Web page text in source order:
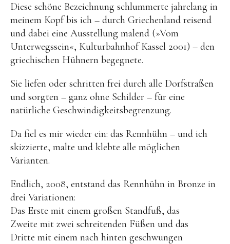
San Lorenzo, Italien
Schwalbach
Zug, Schweiz
Skulpturenpark
Gießereien
Blau-Miau
Rastender Narr
Wolkenpelztier
Gießerei Volvera/Turin
Diese schöne Bezeichnung schlummerte jahrelang in
meinem Kopf bis ich – durch Griechenland reisend
und dabei eine Ausstellung malend (»Vom
Unterwegssein«, Kulturbahnhof Kassel 2001) – den
griechischen Hühnern begegnete.
Sie liefen oder schritten frei durch alle Dorfstraßen
und sorgten – ganz ohne Schilder – für eine
natürliche Geschwindigkeitsbegrenzung.
Da fiel es mir wieder ein: das Rennhühn – und ich
skizzierte, malte und klebte alle möglichen
Varianten.
Endlich, 2008, entstand das Rennhühn in Bronze in
drei Variationen:
Das Erste mit einem großen Standfuß, das
Zweite mit zwei schreitenden Füßen und das
Dritte mit einem nach hinten geschwungen